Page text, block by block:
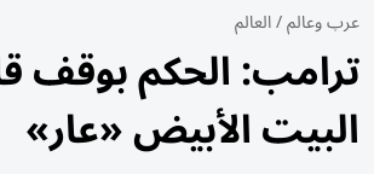
عرب وعالم/العالم
ترامب: الحكم بوقف
البيت الأبيض «عار»